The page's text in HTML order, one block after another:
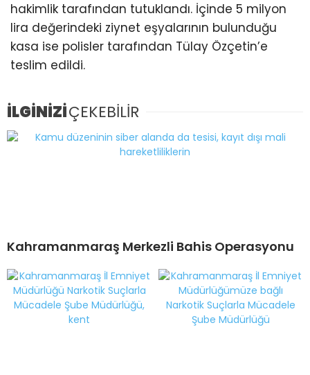
hakimlik tarafından tutuklandı. İçinde 5 milyon
lira değerindeki ziynet eşyalarının bulunduğu
kasa ise polisler tarafından Tülay Özçetin’e
teslim edildi.
İLGİNİZİÇEKEBİLİR
Kahramanmaraş Merkezli Bahis Operasyonu